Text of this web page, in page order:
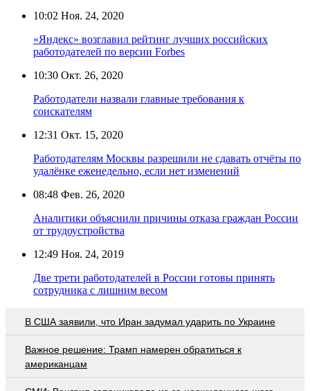
10:02 Ноя. 24, 2020
«Яндекс» возглавил рейтинг лучших российских
работодателей по версии Forbes
10:30 Окт. 26, 2020
Работодатели назвали главные требования к
соискателям
12:31 Окт. 15, 2020
Работодателям Москвы разрешили не сдавать отчёты по
удалёнке еженедельно, если нет изменений
08:48 Фев. 26, 2020
Аналитики объяснили причины отказа граждан России
от трудоустройства
12:49 Ноя. 24, 2019
Две трети работодателей в России готовы принять
сотрудника с лишним весом
В США заявили, что Иран задумал ударить по Украине
Важное решение: Трамп намерен обратиться к
американцам